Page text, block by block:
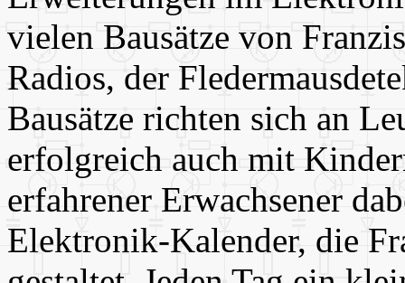
vielen Bausätze von
Radios, der
Bausätze richten sich an
erfolgreich auch mit
erfahrener Erwachsener
Elektronik-Kalender, die